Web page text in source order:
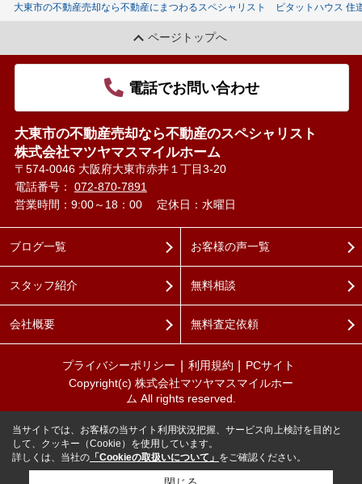
大東市の不動産売却なら不動産にまつわるスペシャリスト ピタットハウス 住
ページトップへ
電話でお問い合わせ
大東市の不動産売却なら不動産のスペシャリスト
株式会社マツヤマスマイルホーム
〒574-0046 大阪府大東市赤井１丁目3-20
電話番号： 072-870-7891
営業時間：9:00～18：00
定休日：水曜日
ブログ一覧
スタッフ紹介
会社概要
お客様の声一覧
無料相談
無料査定依頼
プライバシーポリシー 利用規約
PCサイト
Copyright(c) 株式会社マツヤマスマイルホー
ム All rights reserved.
当サイトでは、お客様の当サイト利用状況把握、サービス向上検討を目的と
して、クッキー（Cookie）を使用しています。
詳しくは、当社の 「Cookieの取扱いについて」 をご確認ください。